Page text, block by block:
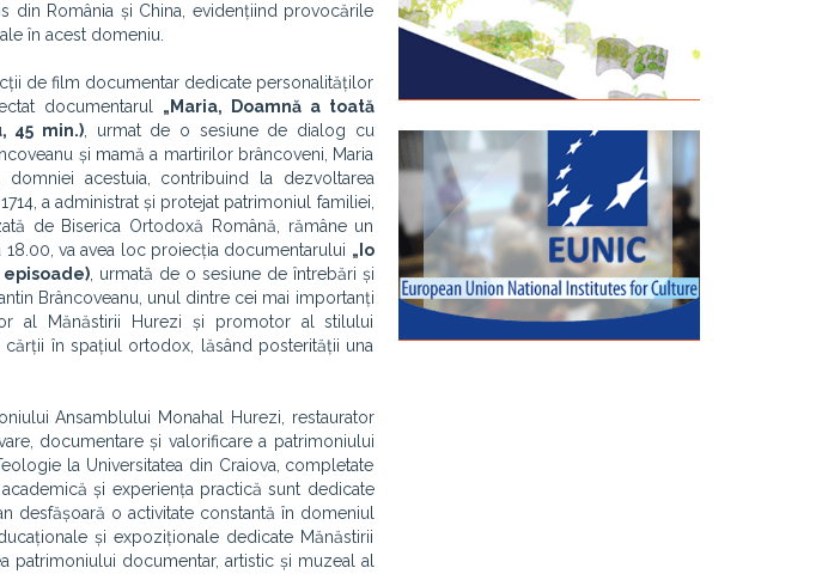
România și China, evidențiind provocările
în acest domeniu.
de film documentar dedicate personalităților
documentarul „Maria, Doamnă a toată
45 min.), urmat de o sesiune de dialog cu
și mamă a martirilor brâncoveni, Maria
acestuia, contribuind la dezvoltarea
a administrat și protejat patrimoniul familiei,
de Biserica Ortodoxă Română, rămâne un
va avea loc proiecția documentarului „Io
episoade) , urmată de o sesiune de întrebări și
Brâncoveanu, unul dintre cei mai importanți
al Mănăstirii Hurezi și promotor al stilului
în spațiul ortodox, lăsând posterității una
Ansamblului Monahal Hurezi, restaurator
documentare și valorificare a patrimoniului
la Universitatea din Craiova, completate
și experiența practică sunt dedicate
desfășoară o activitate constantă în domeniul
și expoziționale dedicate Mănăstirii
patrimoniului documentar, artistic și muzeal al